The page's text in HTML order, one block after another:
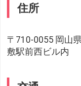
住所
〒710-0055 岡山
敷駅前西ビル内